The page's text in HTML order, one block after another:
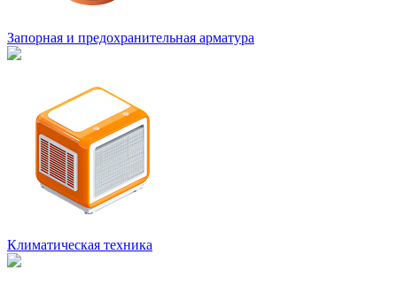
Запорная и предохранительная арматура
Климатическая техника